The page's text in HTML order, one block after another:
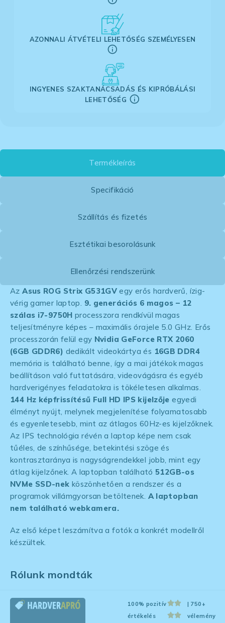
AZONNALI ÁTVÉTELI LEHETŐSÉG SZEMÉLYESEN
INGYENES SZAKTANÁCSADÁS ÉS KIPRÓBÁLÁSI
LEHETŐSÉG
Termékleírás
Specifikáció
Szállítás és fizetés
Esztétikai besorolásunk
Ellenőrzési rendszerünk
AzAsus ROG Strix G531GV egy erős hardverű, ízig-
vérig gamer laptop. 9. generációs 6 magos – 12
szálas i7-9750H processzora rendkívül magas
teljesítményre képes – maximális órajele 5.0 GHz. Erős
processzorán felül egy Nvidia GeForce RTX 2060
(6GB GDDR6) dedikált videokártya és 16GB DDR4
memória is található benne, így a mai játékok magas
beállításon való futtatására, videovágásra és egyéb
hardverigényes feladatokra is tökéletesen alkalmas.
144 Hz képfrissítésű Full HD IPS kijelzője egyedi
élményt nyújt, melynek megjelenítése folyamatosabb
és egyenletesebb, mint az átlagos 60Hz-es kijelzőknek.
Az IPS technológia révén a laptop képe nem csak
tűéles, de színhűsége, betekintési szöge és
kontrasztaránya is nagyságrendekkel jobb, mint egy
átlag kijelzőnek. A laptopban található 512GB-os
NVMe SSD-nek köszönhetően a rendszer és a
programok villámgyorsan betöltenek. A laptopban
nem találhatówebkamera.
Az első képet leszámítva a fotók a konkrét modellről
készültek.
Rólunk mondták
100% pozitív
értékelés
| 750+
vélemény